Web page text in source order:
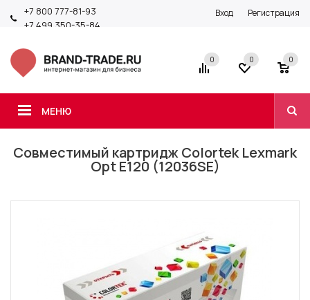
+7 800 777-81-93
+7 499 350-35-84
Вход Регистрация
МЕНЮ
0 0 0
Совместимый картридж Colortek Lexmark
Opt E120 (12036SE)